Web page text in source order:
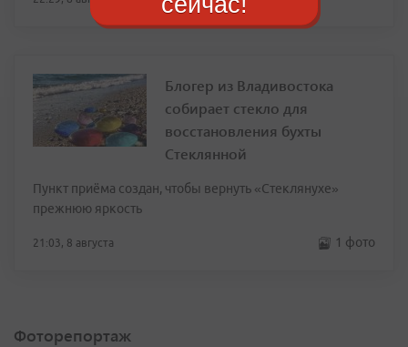
Блогер из Владивостока
собирает стекло для
восстановления бухты
Стеклянной
Пункт приёма создан, чтобы вернуть «Стеклянухе»
прежнюю яркость
21:03, 8 августа 1 фото
Фоторепортаж